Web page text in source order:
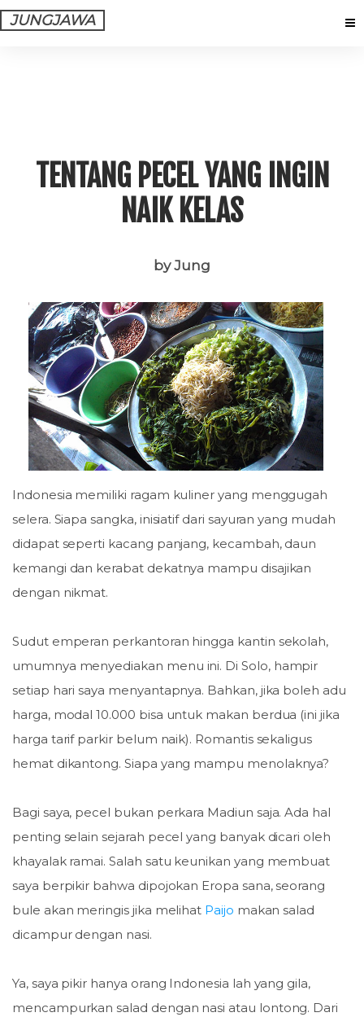
JUNGJAWA
TENTANG PECEL YANG INGIN
NAIK KELAS
by Jung
Indonesia memiliki ragam kuliner yang menggugah
selera. Siapa sangka, inisiatif dari sayuran yang mudah
didapat seperti kacang panjang, kecambah, daun
kemangi dan kerabat dekatnya mampu disajikan
dengan nikmat.
Sudut emperan perkantoran hingga kantin sekolah,
umumnya menyediakan menu ini. Di Solo, hampir
setiap hari saya menyantapnya. Bahkan, jika boleh adu
harga, modal 10.000 bisa untuk makan berdua (ini jika
harga tarif parkir belum naik). Romantis sekaligus
hemat dikantong. Siapa yang mampu menolaknya?
Bagi saya, pecel bukan perkara Madiun saja. Ada hal
penting selain sejarah pecel yang banyak dicari oleh
khayalak ramai. Salah satu keunikan yang membuat
saya berpikir bahwa dipojokan Eropa sana, seorang
bule akan meringis jika melihat Paijo makan salad
dicampur dengan nasi.
Ya, saya pikir hanya orang Indonesia lah yang gila,
mencampurkan salad dengan nasi atau lontong. Dari